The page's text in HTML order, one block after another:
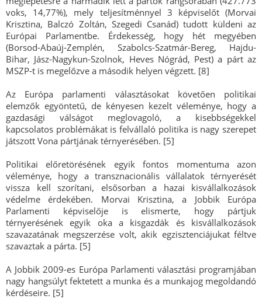
voks, 14,77%), mely teljesítménnyel 3 képviselőt (Morvai
Krisztina, Balczó Zoltán, Szegedi Csanád) tudott küldeni az
Európai Parlamentbe. Érdekesség, hogy hét megyében
(Borsod-Abaúj-Zemplén, Szabolcs-Szatmár-Bereg, Hajdu-
Bihar, Jász-Nagykun-Szolnok, Heves Nógrád, Pest) a párt az
MSZP-t is megelőzve a második helyen végzett. [8]
Az Európa parlamenti választásokat követően politikai
elemzők egyöntetű, de kényesen kezelt véleménye, hogy a
gazdasági válságot meglovagoló, a kisebbségekkel
kapcsolatos problémákat is felvállaló politika is nagy szerepet
játszott Vona pártjának térnyerésében. [5]
Politikai előretörésének egyik fontos momentuma azon
véleménye, hogy a transznacionális vállalatok térnyerését
vissza kell szorítani, elsősorban a hazai kisvállalkozások
védelme érdekében. Morvai Krisztina, a Jobbik Európa
Parlamenti képviselője is elismerte, hogy pártjuk
térnyerésének egyik oka a kisgazdák és kisvállalkozások
szavazatának megszerzése volt, akik egzisztenciájukat féltve
szavaztak a párta. [5]
A Jobbik 2009-es Európa Parlamenti választási programjában
nagy hangsúlyt fektetett a munka és a munkajog megoldandó
kérdéseire. [5]